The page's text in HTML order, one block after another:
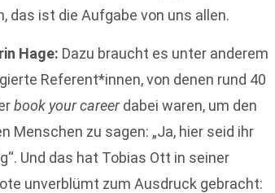
das ist die Aufgabe von uns allen.
Hage: Dazu braucht es unter anderem
Referent*innen, von denen rund 40
book your careerdabei waren, um den
Menschen zu sagen: „Ja, hier seid ihr
Und das hat Tobias Ott in seiner
unverblümt zum Ausdruck gebracht: